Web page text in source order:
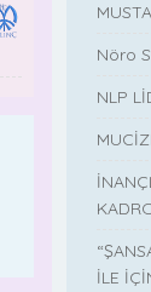
Nöro
NLP
İLE